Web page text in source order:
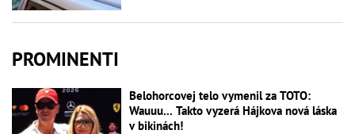
PROMINENTI
Belohorcovej telo vymenil za TOTO:
Wauuu... Takto vyzerá Hájkova nová láska
v bikinách!